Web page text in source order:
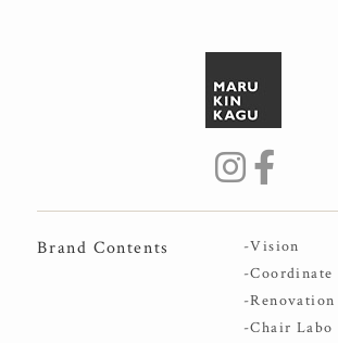
Brand Contents
-Vision
-Coordinate
-Renovation
-Chair Labo